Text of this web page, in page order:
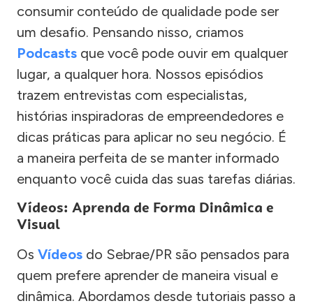
consumir conteúdo de qualidade pode ser
um desafio. Pensando nisso, criamos
Podcasts que você pode ouvir em qualquer
lugar, a qualquer hora. Nossos episódios
trazem entrevistas com especialistas,
histórias inspiradoras de empreendedores e
dicas práticas para aplicar no seu negócio. É
a maneira perfeita de se manter informado
enquanto você cuida das suas tarefas diárias.
Vídeos: Aprenda de Forma Dinâmica e
Visual
Os Vídeos do Sebrae/PR são pensados para
quem prefere aprender de maneira visual e
dinâmica. Abordamos desde tutoriais passo a